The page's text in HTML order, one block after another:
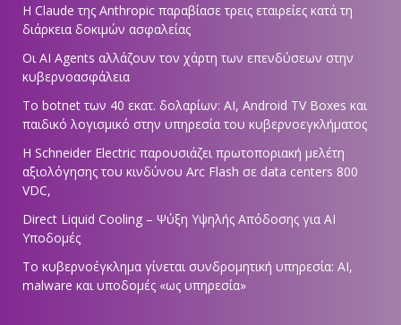
Η Claude της Anthropic παραβίασε τρεις εταιρείες κατά τη
διάρκεια δοκιμών ασφαλείας
Οι AI Agents αλλάζουν τον χάρτη των επενδύσεων στην
κυβερνοασφάλεια
Το botnet των 40 εκατ. δολαρίων: AI, Android TV Boxes και
παιδικό λογισμικό στην υπηρεσία του κυβερνοεγκλήματος
Η Schneider Electric παρουσιάζει πρωτοποριακή μελέτη
αξιολόγησης του κινδύνου Arc Flash σε data centers 800
VDC,
Direct Liquid Cooling – Ψύξη Υψηλής Απόδοσης για AI
Υποδομές
Το κυβερνοέγκλημα γίνεται συνδρομητική υπηρεσία: AI,
malware και υποδομές «ως υπηρεσία»